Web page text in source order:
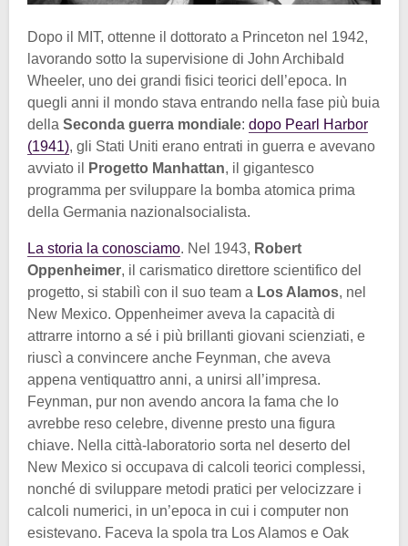
Dopo il MIT, ottenne il dottorato a Princeton nel 1942,
lavorando sotto la supervisione di John Archibald
Wheeler, uno dei grandi fisici teorici dell’epoca. In
quegli anni il mondo stava entrando nella fase più buia
della Seconda guerra mondiale: dopo Pearl Harbor
(1941), gli Stati Uniti erano entrati in guerra e avevano
avviato il
Progetto Manhattan, il gigantesco
programma per sviluppare la bomba atomica prima
della Germania nazionalsocialista.
La storia la conosciamo. Nel 1943, Robert
Oppenheimer, il carismatico direttore scientifico del
progetto, si stabilì con il suo team a Los Alamos, nel
New Mexico. Oppenheimer aveva la capacità di
attrarre intorno a sé i più brillanti giovani scienziati, e
riuscì a convincere anche Feynman, che aveva
appena ventiquattro anni, a unirsi all’impresa.
Feynman, pur non avendo ancora la fama che lo
avrebbe reso celebre, divenne presto una figura
chiave. Nella città-laboratorio sorta nel deserto del
New Mexico si occupava di calcoli teorici complessi,
nonché di sviluppare metodi pratici per velocizzare i
calcoli numerici, in un’epoca in cui i computer non
esistevano. Faceva la spola tra Los Alamos e Oak